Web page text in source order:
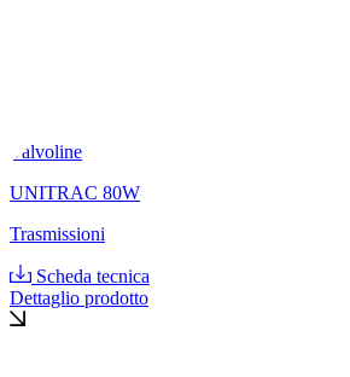
Valvoline
UNITRAC 80W
Trasmissioni
Scheda tecnica
Dettaglio prodotto